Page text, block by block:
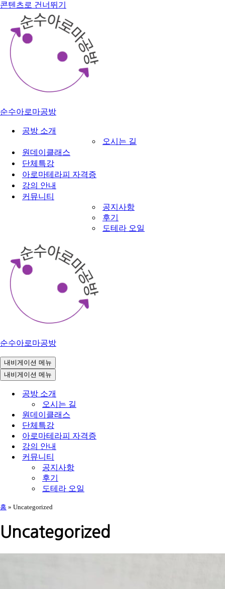
콘텐츠로 건너뛰기
순수아로마공방
공방 소개
오시는 길
원데이클래스
단체특강
아로마테라피 자격증
강의 안내
커뮤니티
공지사항
후기
도테라 오일
순수아로마공방
내비게이션 메뉴
내비게이션 메뉴
공방 소개
오시는 길
원데이클래스
단체특강
아로마테라피 자격증
강의 안내
커뮤니티
공지사항
후기
도테라 오일
홈 » Uncategorized
Uncategorized